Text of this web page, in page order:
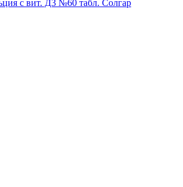
с вит. Д3 №60 табл. Солгар